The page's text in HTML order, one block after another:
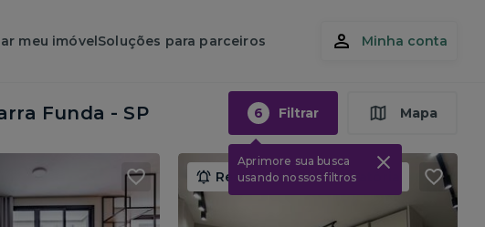
meu imóvelSoluções para parceiros Minha conta
Funda - SP 6 Filtrar
Aprimore sua busca
usando nossos filtros
Mapa
Renda máxima obrigatória